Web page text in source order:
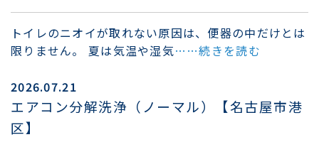
トイレのニオイが取れない原因は、便器の中だけとは
限りません。 夏は気温や湿気……続きを読む
2026.07.21
エアコン分解洗浄（ノーマル）【名古屋市港
区】